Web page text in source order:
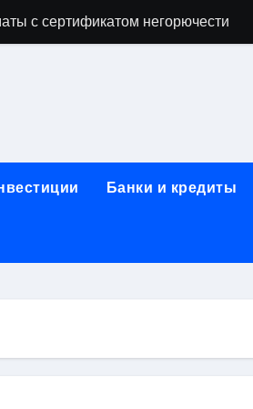
с сертификатом негорючести
и направляющих для
лотков для хранения
этапы строительства, проверка
Банки и кредиты